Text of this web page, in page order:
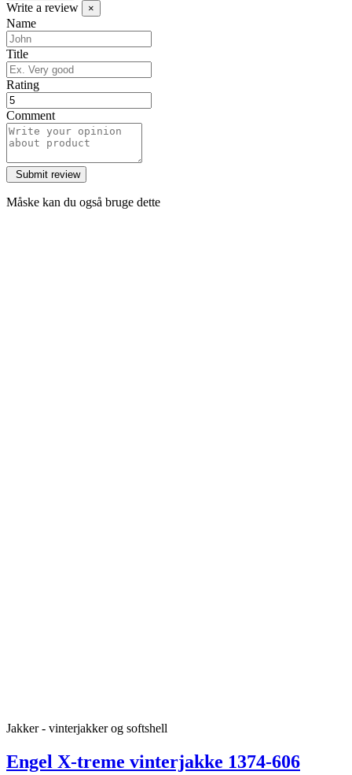
Write a review ×
Name
Title
Rating
Comment
Måske kan du også bruge dette
Jakker - vinterjakker og softshell
Engel X-treme vinterjakke 1374-606